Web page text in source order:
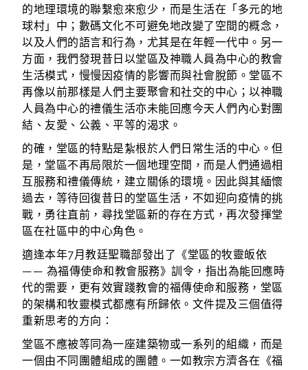
的地理環境的聯繫愈來愈少，而是生活在「多元的地
球村」中；數碼文化不可避免地改變了空間的概念，
以及人們的語言和行為，尤其是在年輕一代中。另一
方面，我們發現昔日以堂區及神職人員為中心的教會
生活模式，慢慢因疫情的影響而與社會脫節。堂區不
再像以前那樣是人們主要聚會和社交的中心；以神職
人員為中心的禮儀生活亦未能回應今天人們內心對團
結、友愛、公義、平等的渴求。
的確，堂區的特點是紮根於人們日常生活的中心。但
是，堂區不再局限於一個地理空間，而是人們通過相
互服務和禮儀傳統，建立關係的環境。因此與其緬懷
過去，等待回復昔日的堂區生活，不如迎向疫情的挑
戰，勇往直前，尋找堂區新的存在方式，再次發揮堂
區在社區中的中心角色。
適逢本年7月教廷聖職部發出了《堂區的牧靈皈依
—— 為福傳使命和教會服務》訓令，指出為能回應時
代的需要，更有效實踐教會的福傳使命和服務，堂區
的架構和牧靈模式都應有所歸依。文件提及三個值得
重新思考的方向：
堂區不應被等同為一座建築物或一系列的組織，而是
一個由不同團體組成的團體。一如教宗方濟各在《福